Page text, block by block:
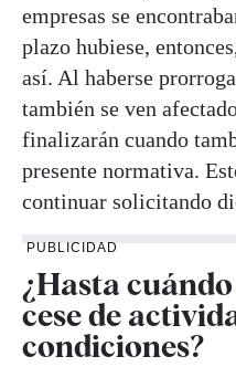
empresas se
plazo hubiese,
así. Al haberse
también se ven
finalizarán cuando
presente normativa.
continuar solicitando
PUBLICIDAD
¿Hasta
cese de
condiciones?